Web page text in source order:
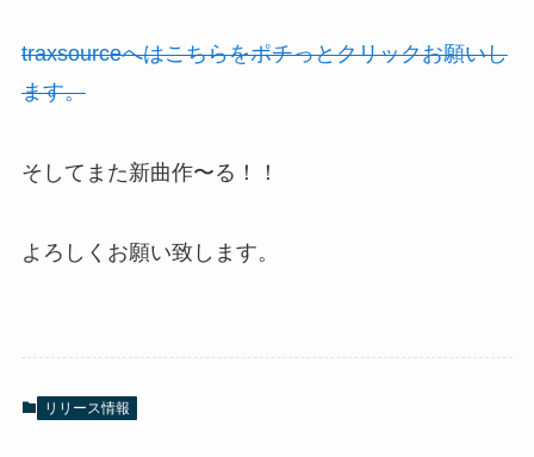
traxsourceへはこちらをポチっとクリックお願いし
ます。
そしてまた新曲作〜る！！
よろしくお願い致します。
リリース情報